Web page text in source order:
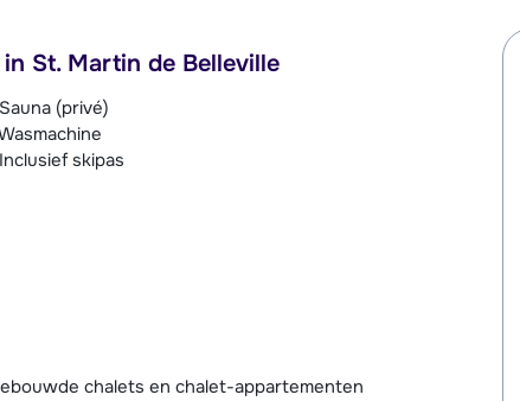
St. Martin de Belleville
Sauna (privé)
Inclusief skipas
chalets en chalet-appartementen